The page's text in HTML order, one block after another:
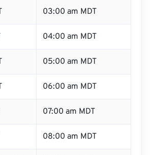
03:00 am MDT
04:00 am MDT
05:00 am MDT
06:00 am MDT
07:00 am MDT
08:00 am MDT